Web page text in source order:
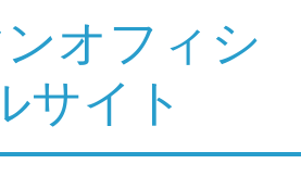
オフィシ
サイト